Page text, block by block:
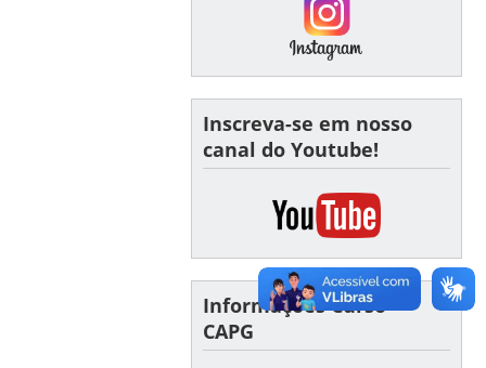
Inscreva-se em nosso
canal do Youtube!
Informações Curso -
CAPG